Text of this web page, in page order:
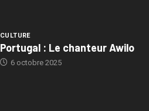
CULTURE
Portugal : Le chanteur Awilo
6 octobre 2025